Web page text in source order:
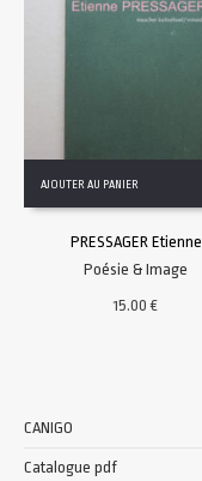
AJOUTER AU PANIER
PRESSAGER Etienne
Poésie & Image
15.00€
CANIGO
Catalogue pdf